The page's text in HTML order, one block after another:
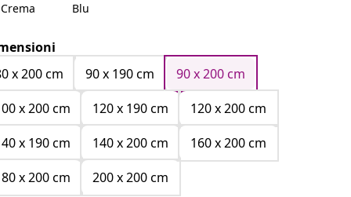
Crema Blu
x 200 cm
90 x 190 cm
90 x 200 cm
x 200 cm
120 x 190 cm
120 x 200 cm
x 190 cm
140 x 200 cm
160 x 200 cm
x 200 cm
200 x 200 cm